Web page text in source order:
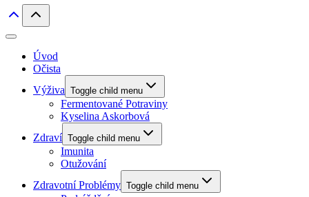
Úvod
Očista
Výživa Toggle child menu
Fermentované Potraviny
Kyselina Askorbová
Zdraví Toggle child menu
Imunita
Otužování
Zdravotní Problémy Toggle child menu